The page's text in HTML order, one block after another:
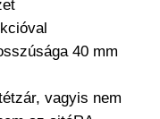
40 mm
vagyis nem